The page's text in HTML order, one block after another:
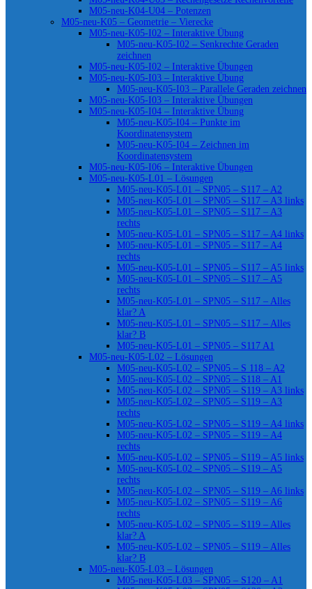
M05-neu-K04-U04 – Potenzen
M05-neu-K05 – Geometrie – Vierecke
M05-neu-K05-I02 – Interaktive Übung
M05-neu-K05-I02 – Senkrechte Geraden
zeichnen
M05-neu-K05-I02 – Interaktive Übungen
M05-neu-K05-I03 – Interaktive Übung
M05-neu-K05-I03 – Parallele Geraden zeichnen
M05-neu-K05-I03 – Interaktive Übungen
M05-neu-K05-I04 – Interaktive Übung
M05-neu-K05-I04 – Punkte im
Koordinatensystem
M05-neu-K05-I04 – Zeichnen im
Koordinatensystem
M05-neu-K05-I06 – Interaktive Übungen
M05-neu-K05-L01 – Lösungen
M05-neu-K05-L01 – SPN05 – S117 – A2
M05-neu-K05-L01 – SPN05 – S117 – A3 links
M05-neu-K05-L01 – SPN05 – S117 – A3
rechts
M05-neu-K05-L01 – SPN05 – S117 – A4 links
M05-neu-K05-L01 – SPN05 – S117 – A4
rechts
M05-neu-K05-L01 – SPN05 – S117 – A5 links
M05-neu-K05-L01 – SPN05 – S117 – A5
rechts
M05-neu-K05-L01 – SPN05 – S117 – Alles
klar? A
M05-neu-K05-L01 – SPN05 – S117 – Alles
klar? B
M05-neu-K05-L01 – SPN05 – S117 A1
M05-neu-K05-L02 – Lösungen
M05-neu-K05-L02 – SPN05 – S 118 – A2
M05-neu-K05-L02 – SPN05 – S118 – A1
M05-neu-K05-L02 – SPN05 – S119 – A3 links
M05-neu-K05-L02 – SPN05 – S119 – A3
rechts
M05-neu-K05-L02 – SPN05 – S119 – A4 links
M05-neu-K05-L02 – SPN05 – S119 – A4
rechts
M05-neu-K05-L02 – SPN05 – S119 – A5 links
M05-neu-K05-L02 – SPN05 – S119 – A5
rechts
M05-neu-K05-L02 – SPN05 – S119 – A6 links
M05-neu-K05-L02 – SPN05 – S119 – A6
rechts
M05-neu-K05-L02 – SPN05 – S119 – Alles
klar? A
M05-neu-K05-L02 – SPN05 – S119 – Alles
klar? B
M05-neu-K05-L03 – Lösungen
M05-neu-K05-L03 – SPN05 – S120 – A1